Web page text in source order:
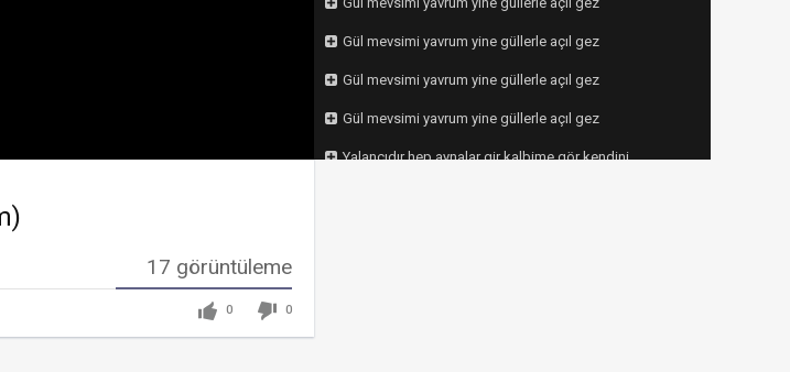
17 görüntüleme
0 0
Gül mevsimi yavrum yine güllerle açıl gez
Gül mevsimi yavrum yine güllerle açıl gez
Gül mevsimi yavrum yine güllerle açıl gez
Yalancıdır hep aynalar gir kalbime gör kendini